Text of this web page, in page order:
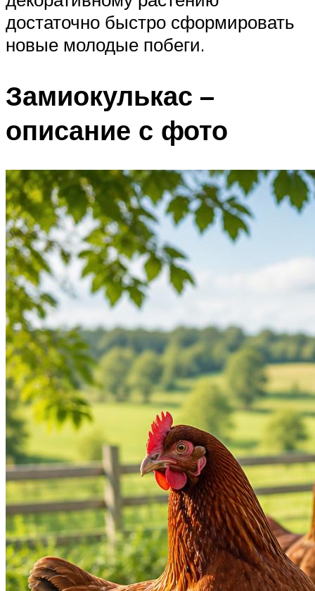
достаточно быстро сформировать
новые молодые побеги.
Замиокулькас –
описание с фото